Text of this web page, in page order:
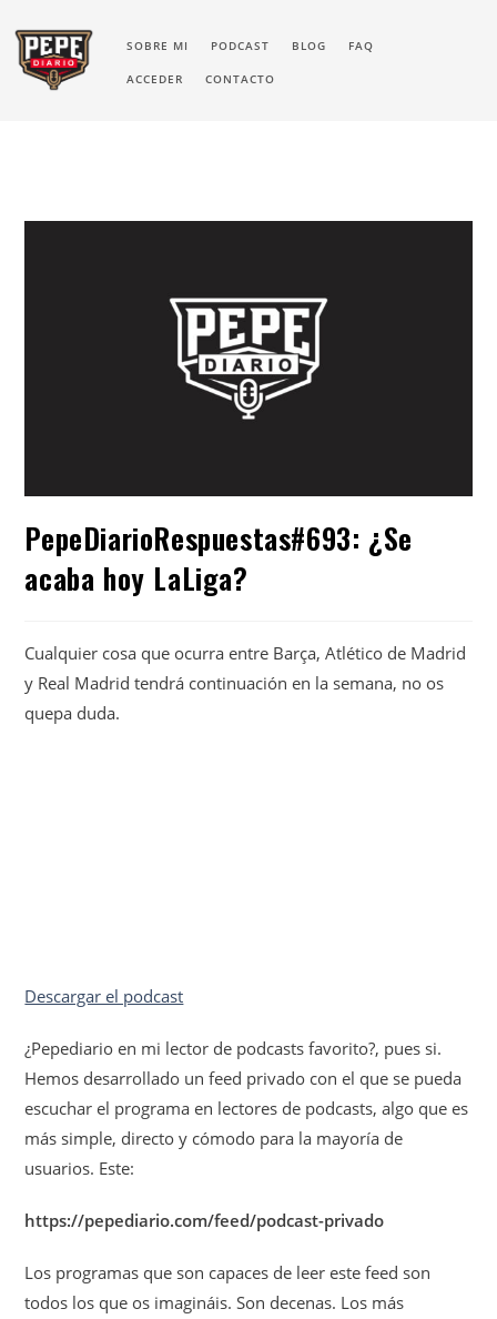
SOBRE MI PODCAST BLOG FAQ
ACCEDER CONTACTO
PepeDiarioRespuestas#693: ¿Se
acaba hoy LaLiga?
Cualquier cosa que ocurra entre Barça, Atlético de Madrid
y Real Madrid tendrá continuación en la semana, no os
quepa duda.
Descargar el podcast
¿Pepediario en mi lector de podcasts favorito?, pues si.
Hemos desarrollado un feed privado con el que se pueda
escuchar el programa en lectores de podcasts, algo que es
más simple, directo y cómodo para la mayoría de
usuarios. Este:
https://pepediario.com/feed/podcast-privado
Los programas que son capaces de leer este feed son
todos los que os imagináis. Son decenas. Los más